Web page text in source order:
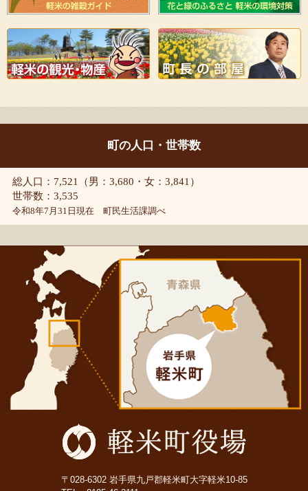
町の人口・世帯数
総人口：7,521（男：3,680・女：3,841）
世帯数：3,535
令和8年7月31日現在 町民生活課調べ
〒028-6302 岩手県九戸郡軽米町大字軽米10-85